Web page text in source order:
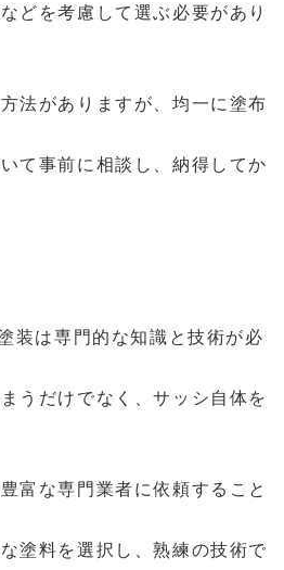
どを考慮して選ぶ必要があり
法がありますが、均一に塗布
て事前に相談し、納得してか
装は専門的な知識と技術が必
うだけでなく、サッシ自体を
富な専門業者に依頼すること
塗料を選択し、熟練の技術で